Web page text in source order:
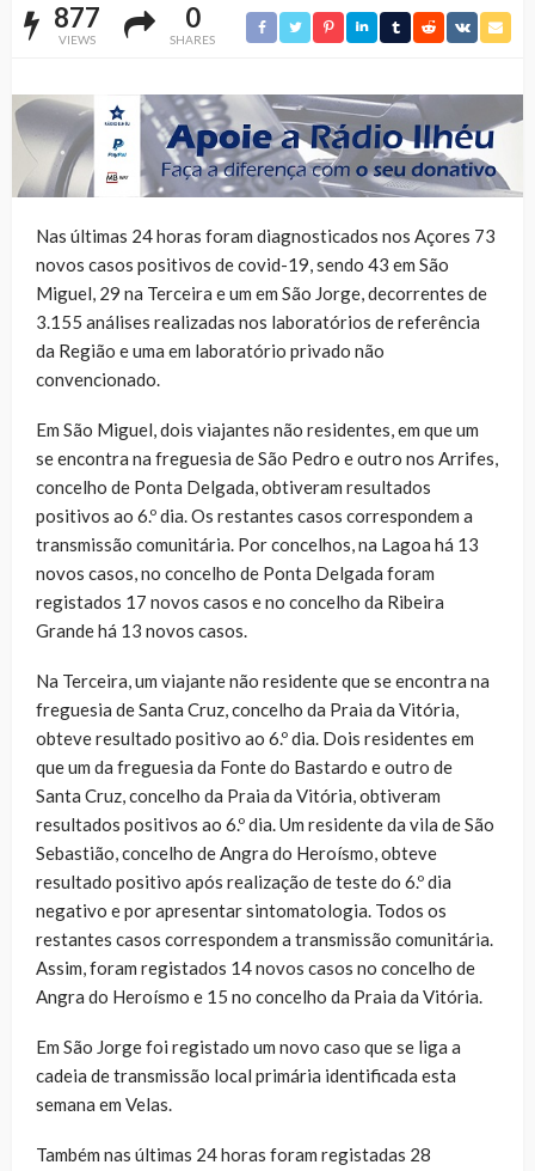
877
VIEWS
0
SHARES
Nas últimas 24 horas foram diagnosticados nos Açores 73
novos casos positivos de covid-19, sendo 43 em São
Miguel, 29 na Terceira e um em São Jorge, decorrentes de
3.155 análises realizadas nos laboratórios de referência
da Região e uma em laboratório privado não
convencionado.
Em São Miguel, dois viajantes não residentes, em que um
se encontra na freguesia de São Pedro e outro nos Arrifes,
concelho de Ponta Delgada, obtiveram resultados
positivos ao 6.º dia. Os restantes casos correspondem a
transmissão comunitária. Por concelhos, na Lagoa há 13
novos casos, no concelho de Ponta Delgada foram
registados 17 novos casos e no concelho da Ribeira
Grande há 13 novos casos.
Na Terceira, um viajante não residente que se encontra na
freguesia de Santa Cruz, concelho da Praia da Vitória,
obteve resultado positivo ao 6.º dia. Dois residentes em
que um da freguesia da Fonte do Bastardo e outro de
Santa Cruz, concelho da Praia da Vitória, obtiveram
resultados positivos ao 6.º dia. Um residente da vila de São
Sebastião, concelho de Angra do Heroísmo, obteve
resultado positivo após realização de teste do 6.º dia
negativo e por apresentar sintomatologia. Todos os
restantes casos correspondem a transmissão comunitária.
Assim, foram registados 14 novos casos no concelho de
Angra do Heroísmo e 15 no concelho da Praia da Vitória.
Em São Jorge foi registado um novo caso que se liga a
cadeia de transmissão local primária identificada esta
semana em Velas.
Também nas últimas 24 horas foram registadas 28